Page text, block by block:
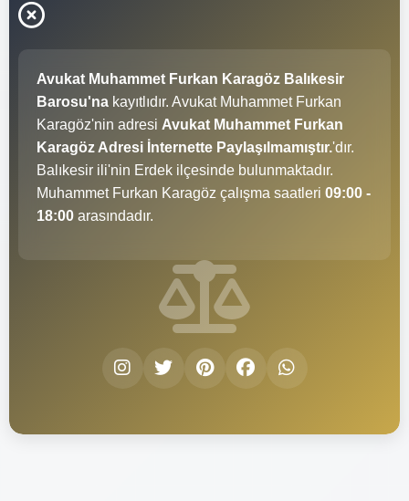
Avukat Muhammet Furkan Karagöz Balıkesir
Barosu'na kayıtlıdır. Avukat Muhammet Furkan
Karagöz'nin adresi Avukat Muhammet Furkan
Karagöz Adresi İnternette Paylaşılmamıştır.'dır.
Balıkesir ili'nin Erdek ilçesinde bulunmaktadır.
Muhammet Furkan Karagöz çalışma saatleri 09:00 -
18:00 arasındadır.